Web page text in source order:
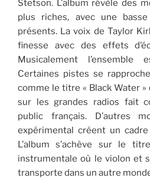
Stetson. L’album révèle des
plus riches, avec une
présents. La voix de Taylor
finesse avec des effets
Musicalement l’ensemble
Certaines pistes se
comme le titre « Black Water
sur les grandes radios fait
public français. D’autres
expérimental créent un
L’album s’achève sur le
instrumentale où le violon et
transporte dans un autre